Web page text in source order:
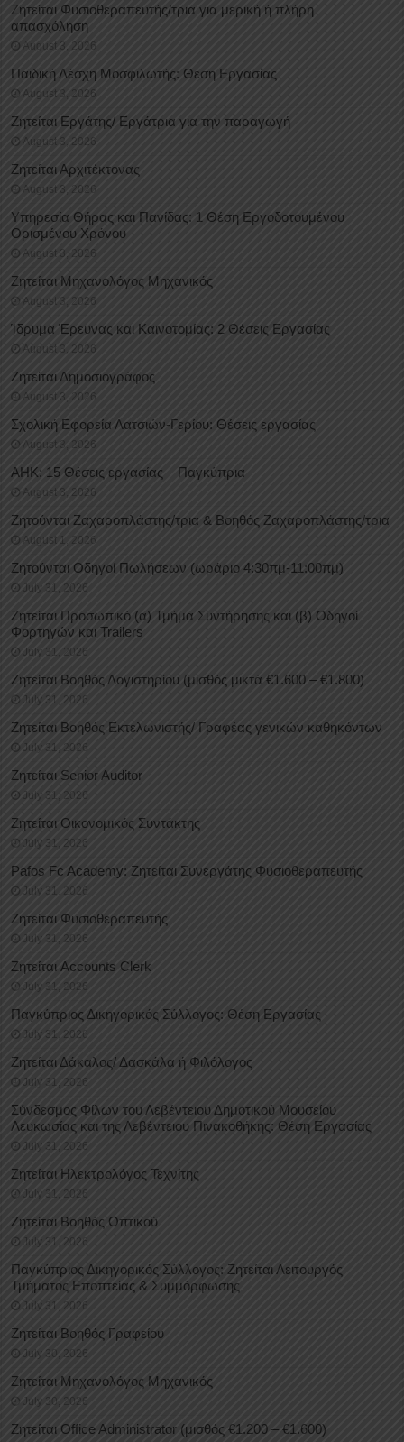
Ζητείται Φυσιοθεραπευτής/τρια για μερική ή πλήρη
απασχόληση
August 3, 2026
Παιδική Λέσχη Μοσφιλωτής: Θέση Εργασίας
August 3, 2026
Ζητείται Εργάτης/ Εργάτρια για την παραγωγή
August 3, 2026
Ζητείται Αρχιτέκτονας
August 3, 2026
Υπηρεσία Θήρας και Πανίδας: 1 Θέση Eργοδοτουμένου
Oρισμένου Xρόνου
August 3, 2026
Ζητείται Μηχανολόγος Μηχανικός
August 3, 2026
Ίδρυμα Έρευνας και Καινοτομίας: 2 Θέσεις Εργασίας
August 3, 2026
Ζητείται Δημοσιογράφος
August 3, 2026
Σχολική Εφορεία Λατσιών-Γερίου: Θέσεις εργασίας
August 3, 2026
ΑΗΚ: 15 Θέσεις εργασίας – Παγκύπρια
August 3, 2026
Ζητούνται Ζαχαροπλάστης/τρια & Βοηθός Ζαχαροπλάστης/τρια
August 1, 2026
Ζητούνται Οδηγοί Πωλήσεων (ωράριο 4:30πμ-11:00πμ)
July 31, 2026
Ζητείται Προσωπικό (α) Τμήμα Συντήρησης και (β) Οδηγοί
Φορτηγών και Trailers
July 31, 2026
Ζητείται Βοηθός Λογιστηρίου (μισθός μικτά €1.600 – €1.800)
July 31, 2026
Ζητείται Βοηθός Εκτελωνιστής/ Γραφέας γενικών καθηκόντων
July 31, 2026
Ζητείται Senior Auditor
July 31, 2026
Ζητείται Οικονομικός Συντάκτης
July 31, 2026
Pafos Fc Academy: Ζητείται Συνεργάτης Φυσιοθεραπευτής
July 31, 2026
Ζητείται Φυσιοθεραπευτής
July 31, 2026
Ζητείται Accounts Clerk
July 31, 2026
Παγκύπριος Δικηγορικός Σύλλογος: Θέση Εργασίας
July 31, 2026
Ζητείται Δάκαλος/ Δασκάλα ή Φιλόλογος
July 31, 2026
Σύνδεσμος Φίλων του Λεβέντειου Δημοτικού Μουσείου
Λευκωσίας και της Λεβέντειου Πινακοθήκης: Θέση Εργασίας
July 31, 2026
Ζητείται Ηλεκτρολόγος Τεχνίτης
July 31, 2026
Ζητείται Βοηθός Οπτικού
July 31, 2026
Παγκύπριος Δικηγορικός Σύλλογος: Ζητείται Λειτουργός
Τμήματος Εποπτείας & Συμμόρφωσης
July 31, 2026
Ζητείται Βοηθός Γραφείου
July 30, 2026
Ζητείται Μηχανολόγος Μηχανικός
July 30, 2026
Ζητείται Office Administrator (μισθός €1.200 – €1.600)